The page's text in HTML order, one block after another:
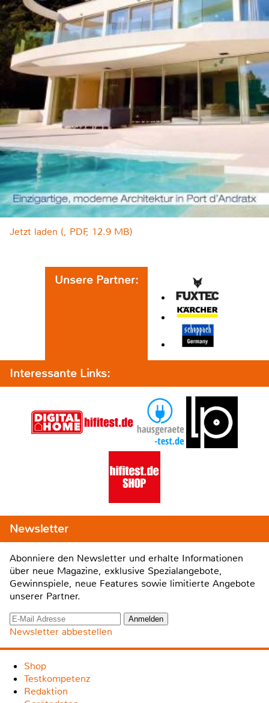
Jetzt laden (, PDF, 12.9 MB)
Unsere Partner:
Interessante Links:
Newsletter
Abonniere den Newsletter und erhalte Informationen
über neue Magazine, exklusive Spezialangebote,
Gewinnspiele, neue Features sowie limitierte Angebote
unserer Partner.
Newsletter abbestellen
Shop
Testkompetenz
Redaktion